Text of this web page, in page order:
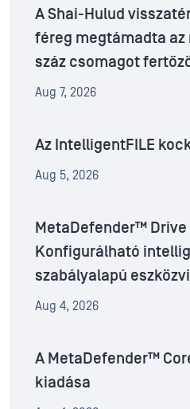
A Shai-Hulud
féreg megtámadta
száz csomagot
Aug 7, 2026
Az IntelligentFILE
Aug 5, 2026
MetaDefender™ Drive
Konfigurálható
szabályalapú
Aug 4, 2026
A MetaDefender™
kiadása